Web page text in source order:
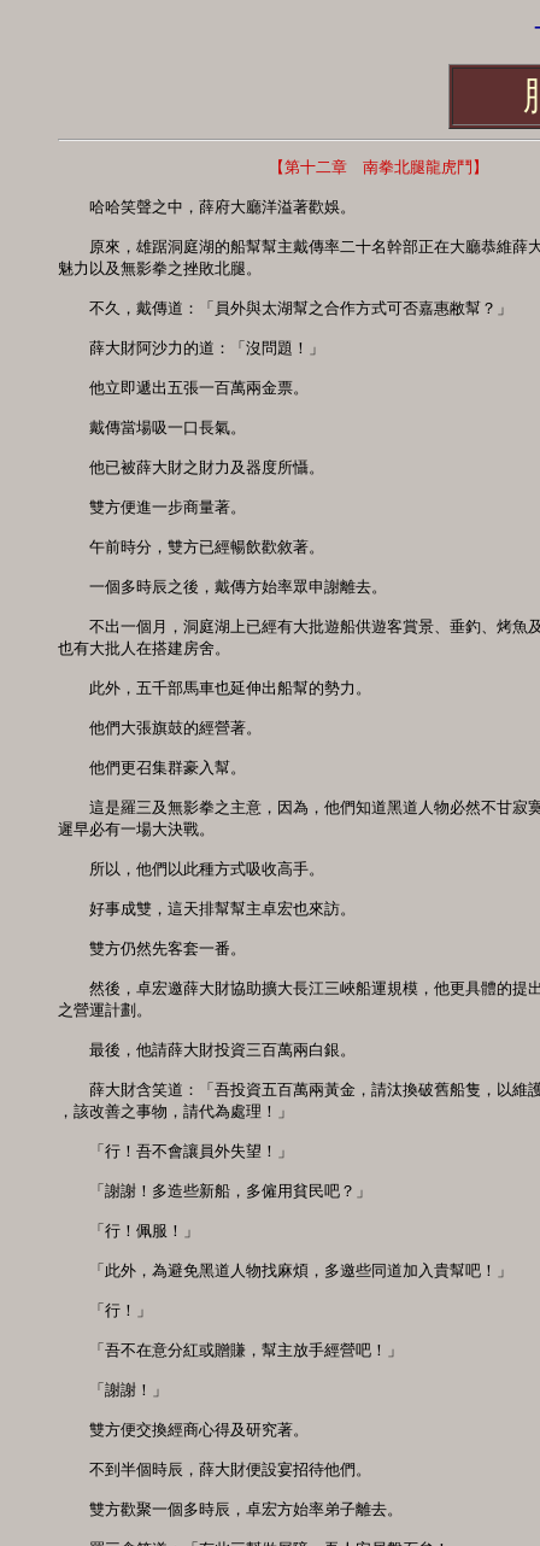
-
【第十二章　南拳北腿龍虎鬥】